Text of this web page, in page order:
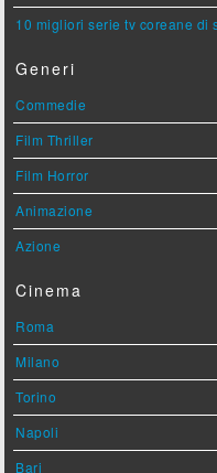
10 migliori serie tv coreane di
Generi
Commedie
Film Thriller
Film Horror
Animazione
Azione
Cinema
Roma
Milano
Torino
Napoli
Bari